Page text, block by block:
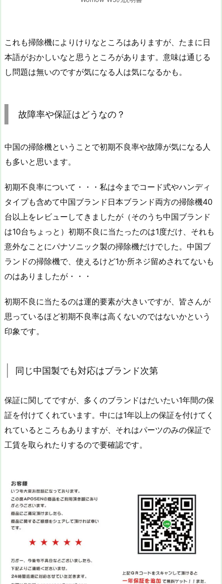
これも掃除機によりけりなところはありますが、たまに日
本語がおかしいなと思うところがあります。意味は通じる
し問題は無いのですが気になる人は気になるかも。
故障率や保証はどうなの？
中国の掃除機ということで初期不良率や故障が気になる人
も多いと思います。
初期不良率について・・・私は今までコード式やハンディ
タイプも含めて中国ブランド日本ブランド両方の掃除機40
台以上をレビューしてきましたが（そのうち中国ブランド
は10台ちょっと）初期不良に当たったのは1度だけ、それも
意外なことにパナソニック製の掃除機だけでした。中国ブ
ランドの掃除機で、使えるけど1か所ネジ留めされてないも
のはありましたが・・・
初期不良に当たるのは運的要素が大きいですが、皆さんが
思っているほど初期不良率は高くないのではないかという
印象です。
同じ中国製でも対応はブランド次第
保証に関してですが、多くのブランドはだいたい1年間の保
証を付けてくれています。中には1年以上の保証を付けてく
れているところもありますが、それはパーツのみの保証で
工賃を取られたりするので要確認です。